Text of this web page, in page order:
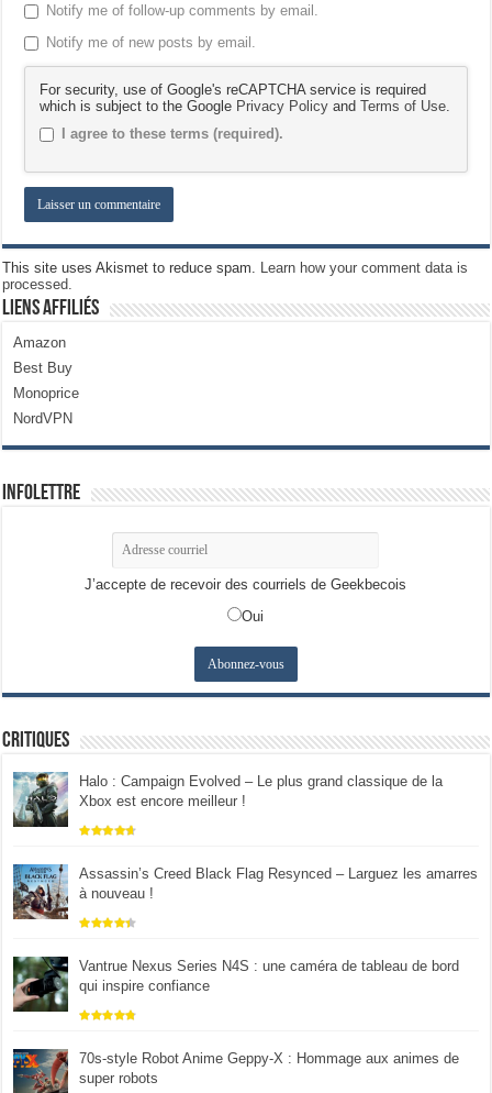
Notify me of follow-up comments by email.
Notify me of new posts by email.
For security, use of Google's reCAPTCHA service is required
which is subject to the Google Privacy Policy andTerms of Use
I agree to these terms (required).
This site uses Akismet to reduce spam. Learn how your comment data is
processed.
Liens Affiliés
Amazon
Best Buy
Monoprice
NordVPN
Infolettre
J’accepte de recevoir des courriels de Geekbecois
Oui
Critiques
Halo : Campaign Evolved – Le plus grand classique de la
Xbox est encore meilleur !
Assassin’s Creed Black Flag Resynced – Larguez les amarres
à nouveau !
Vantrue Nexus Series N4S : une caméra de tableau de bord
qui inspire confiance
70s-style Robot Anime Geppy-X : Hommage aux animes de
super robots